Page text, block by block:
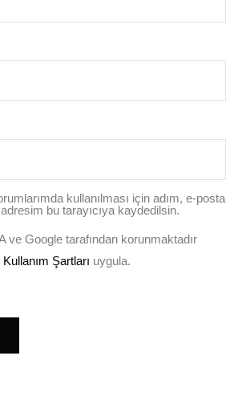
kullanılması için adım, e-posta
bu tarayıcıya kaydedilsin.
ve Google tarafından korunmaktadır
Kullanım Şartları uygula.